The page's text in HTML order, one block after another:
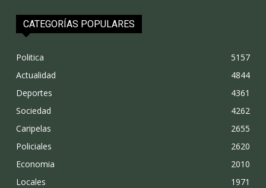
CATEGORÍAS POPULARES
Politica
5157
Actualidad
4844
Deportes
4361
Sociedad
4262
Caripelas
2655
Policiales
2620
Economia
2010
Locales
1971